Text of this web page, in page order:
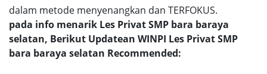
dalam metode menyenangkan dan TERFOKUS.
pada info menarik Les Privat SMP bara baraya
selatan, Berikut Updatean WINPI Les Privat SMP
bara baraya selatan Recommended: